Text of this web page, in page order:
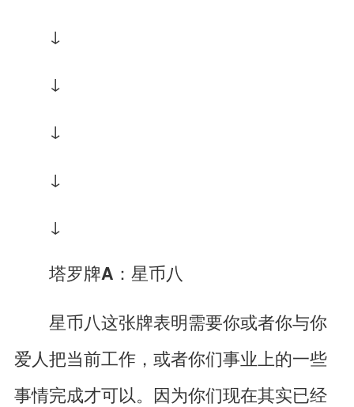
↓
↓
↓
↓
↓
塔罗牌A：星币八
星币八这张牌表明需要你或者你与你
爱人把当前工作，或者你们事业上的一些
事情完成才可以。因为你们现在其实已经